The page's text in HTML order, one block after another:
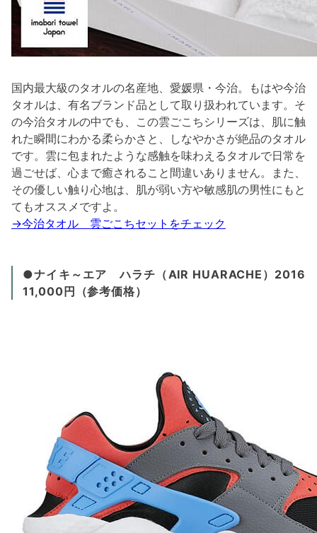
国内最大級のタオルの名産地、愛媛県・今治。もはや今治
タオルは、有名ブランド品として取り扱われています。そ
の今治タオルの中でも、この雲ごこちシリーズは、肌に触
れた瞬間にわかる柔らかさと、しなやかさが絶品のタオル
です。雲に包まれたような感触を味わえるタオルで日常を
過ごせば、心まで癒されること間違いありません。また、
その優しい触り心地は、肌が弱い方や敏感肌の男性にもと
てもオススメですよ。
→今治タオル 雲ごこちセットをチェック
●ナイキ～エア ハラチ（AIR HUARACHE）2016
11,000円（参考価格）